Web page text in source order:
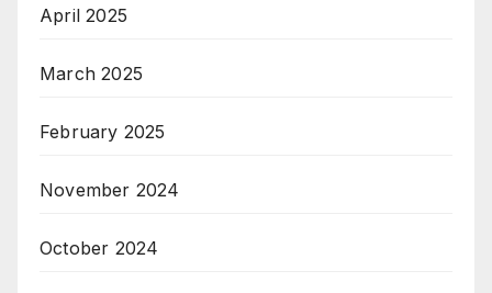
April 2025
March 2025
February 2025
November 2024
October 2024